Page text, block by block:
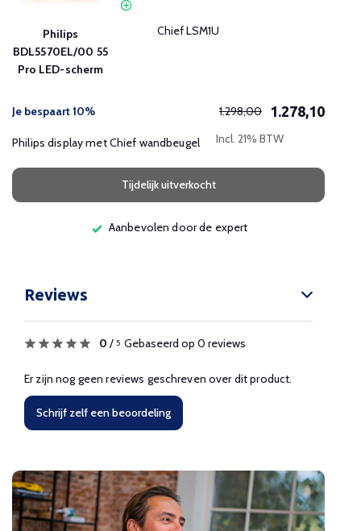
Philips
BDL5570EL/00 55
Pro LED-scherm
Chief LSM1U
Je bespaart 10% 1.298,00 1.278,10
Philips display met Chief wandbeugel Incl. 21% BTW
Tijdelijk uitverkocht
Aanbevolen door de expert
Reviews
0 / 5 Gebaseerd op 0 reviews
Er zijn nog geen reviews geschreven over dit product.
Schrijf zelf een beoordeling